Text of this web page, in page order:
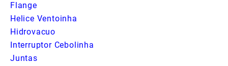
Flange
Helice Ventoinha
Hidrovacuo
Interruptor Cebolinha
Juntas